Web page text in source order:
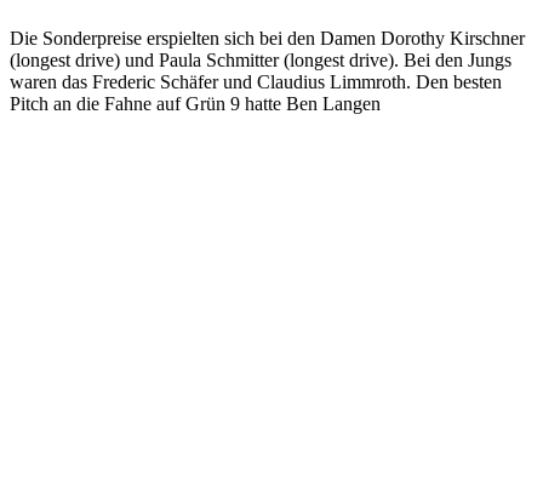
Die Sonderpreise erspielten sich bei den Damen Dorothy Kirschner
(longest drive) und Paula Schmitter (longest drive). Bei den Jungs
waren das Frederic Schäfer und Claudius Limmroth. Den besten
Pitch an die Fahne auf Grün 9 hatte Ben Langen